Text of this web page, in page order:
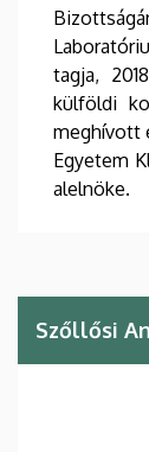
tagja,
külföldi
meghívott
Egyetem
alelnöke.
Szőllősi